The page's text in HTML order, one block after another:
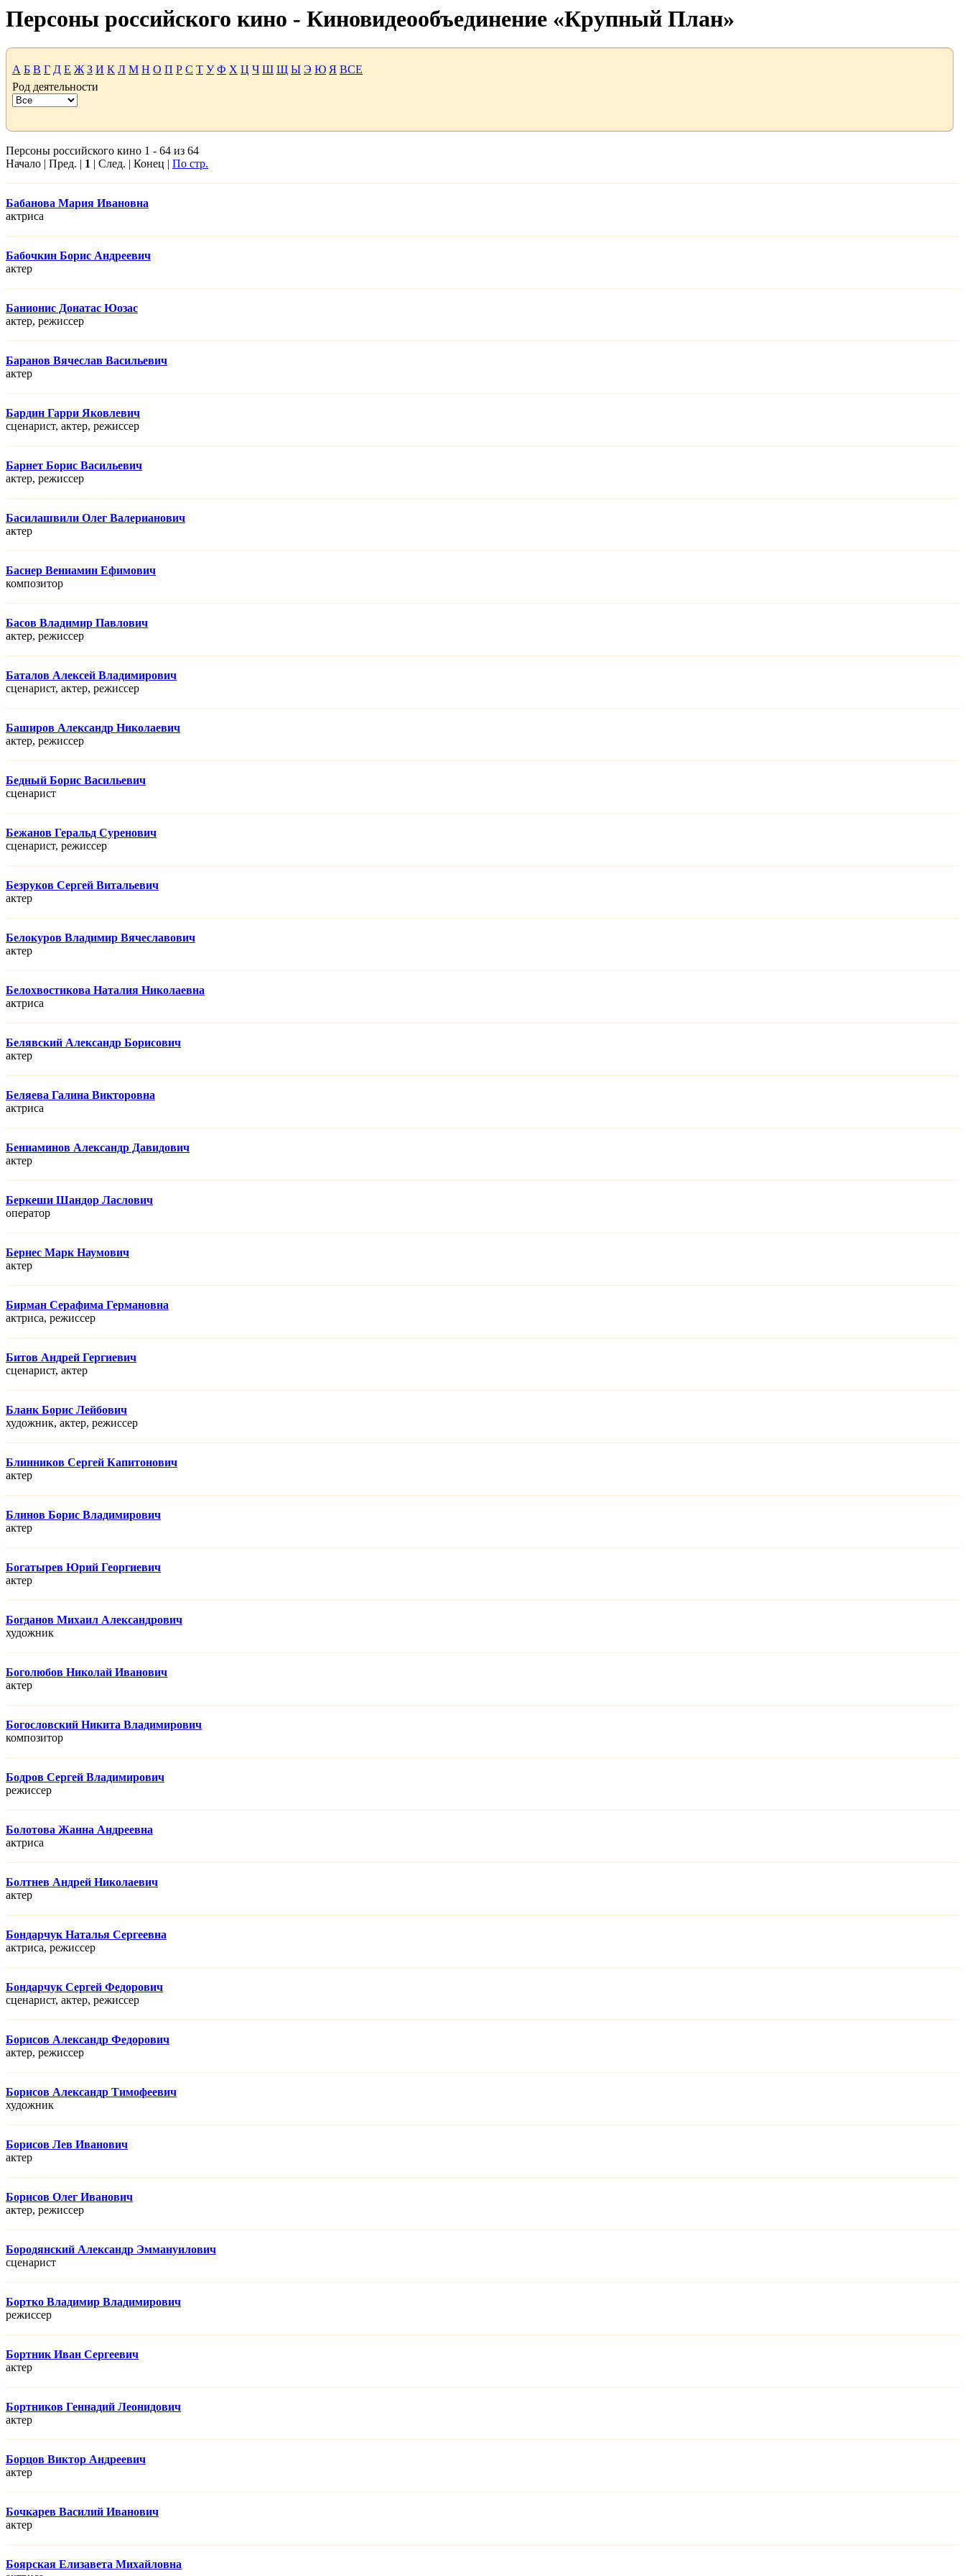
Персоны российского кино - Киновидеообъединение «Крупный План»
А Б В Г Д Е Ж З И К Л М Н О П Р С Т У Ф Х Ц Ч Ш Щ Ы Э Ю Я ВСЕ
Род деятельности
Персоны российского кино 1 - 64 из 64
Начало | Пред. | 1 | След. | Конец | По стр.
Бабанова Мария Ивановна
актриса
Бабочкин Борис Андреевич
актер
Банионис Донатас Юозас
актер, режисcер
Баранов Вячеслав Васильевич
актер
Бардин Гарри Яковлевич
сценарист, актер, режисcер
Барнет Борис Васильевич
актер, режисcер
Басилашвили Олег Валерианович
актер
Баснер Вениамин Ефимович
композитор
Басов Владимир Павлович
актер, режисcер
Баталов Алексей Владимирович
сценарист, актер, режисcер
Баширов Александр Николаевич
актер, режисcер
Бедный Борис Васильевич
сценарист
Бежанов Геральд Суренович
сценарист, режисcер
Безруков Сергей Витальевич
актер
Белокуров Владимир Вячеславович
актер
Белохвостикова Наталия Николаевна
актриса
Белявский Александр Борисович
актер
Беляева Галина Викторовна
актриса
Бениаминов Александр Давидович
актер
Беркеши Шандор Ласлович
оператор
Бернес Марк Наумович
актер
Бирман Серафима Германовна
актриса, режисcер
Битов Андрей Гергиевич
сценарист, актер
Бланк Борис Лейбович
художник, актер, режисcер
Блинников Сергей Капитонович
актер
Блинов Борис Владимирович
актер
Богатырев Юрий Георгиевич
актер
Богданов Михаил Александрович
художник
Боголюбов Николай Иванович
актер
Богословский Никита Владимирович
композитор
Бодров Сергей Владимирович
режисcер
Болотова Жанна Андреевна
актриса
Болтнев Андрей Николаевич
актер
Бондарчук Наталья Сергеевна
актриса, режисcер
Бондарчук Сергей Федорович
сценарист, актер, режисcер
Борисов Александр Федорович
актер, режисcер
Борисов Александр Тимофеевич
художник
Борисов Лев Иванович
актер
Борисов Олег Иванович
актер, режисcер
Бородянский Александр Эммануилович
сценарист
Бортко Владимир Владимирович
режисcер
Бортник Иван Сергеевич
актер
Бортников Геннадий Леонидович
актер
Борцов Виктор Андреевич
актер
Бочкарев Василий Иванович
актер
Боярская Елизавета Михайловна